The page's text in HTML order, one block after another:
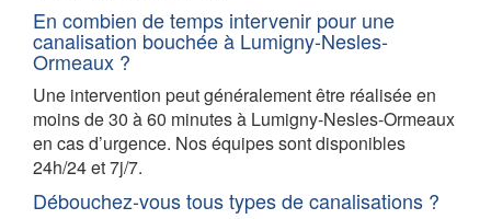
En combien de temps intervenir pour une
canalisation bouchée à Lumigny-Nesles-
Ormeaux ?
Une intervention peut généralement être réalisée en
moins de 30 à 60 minutes à Lumigny-Nesles-Ormeaux
en cas d’urgence. Nos équipes sont disponibles
24h/24 et 7j/7.
Débouchez-vous tous types de canalisations ?